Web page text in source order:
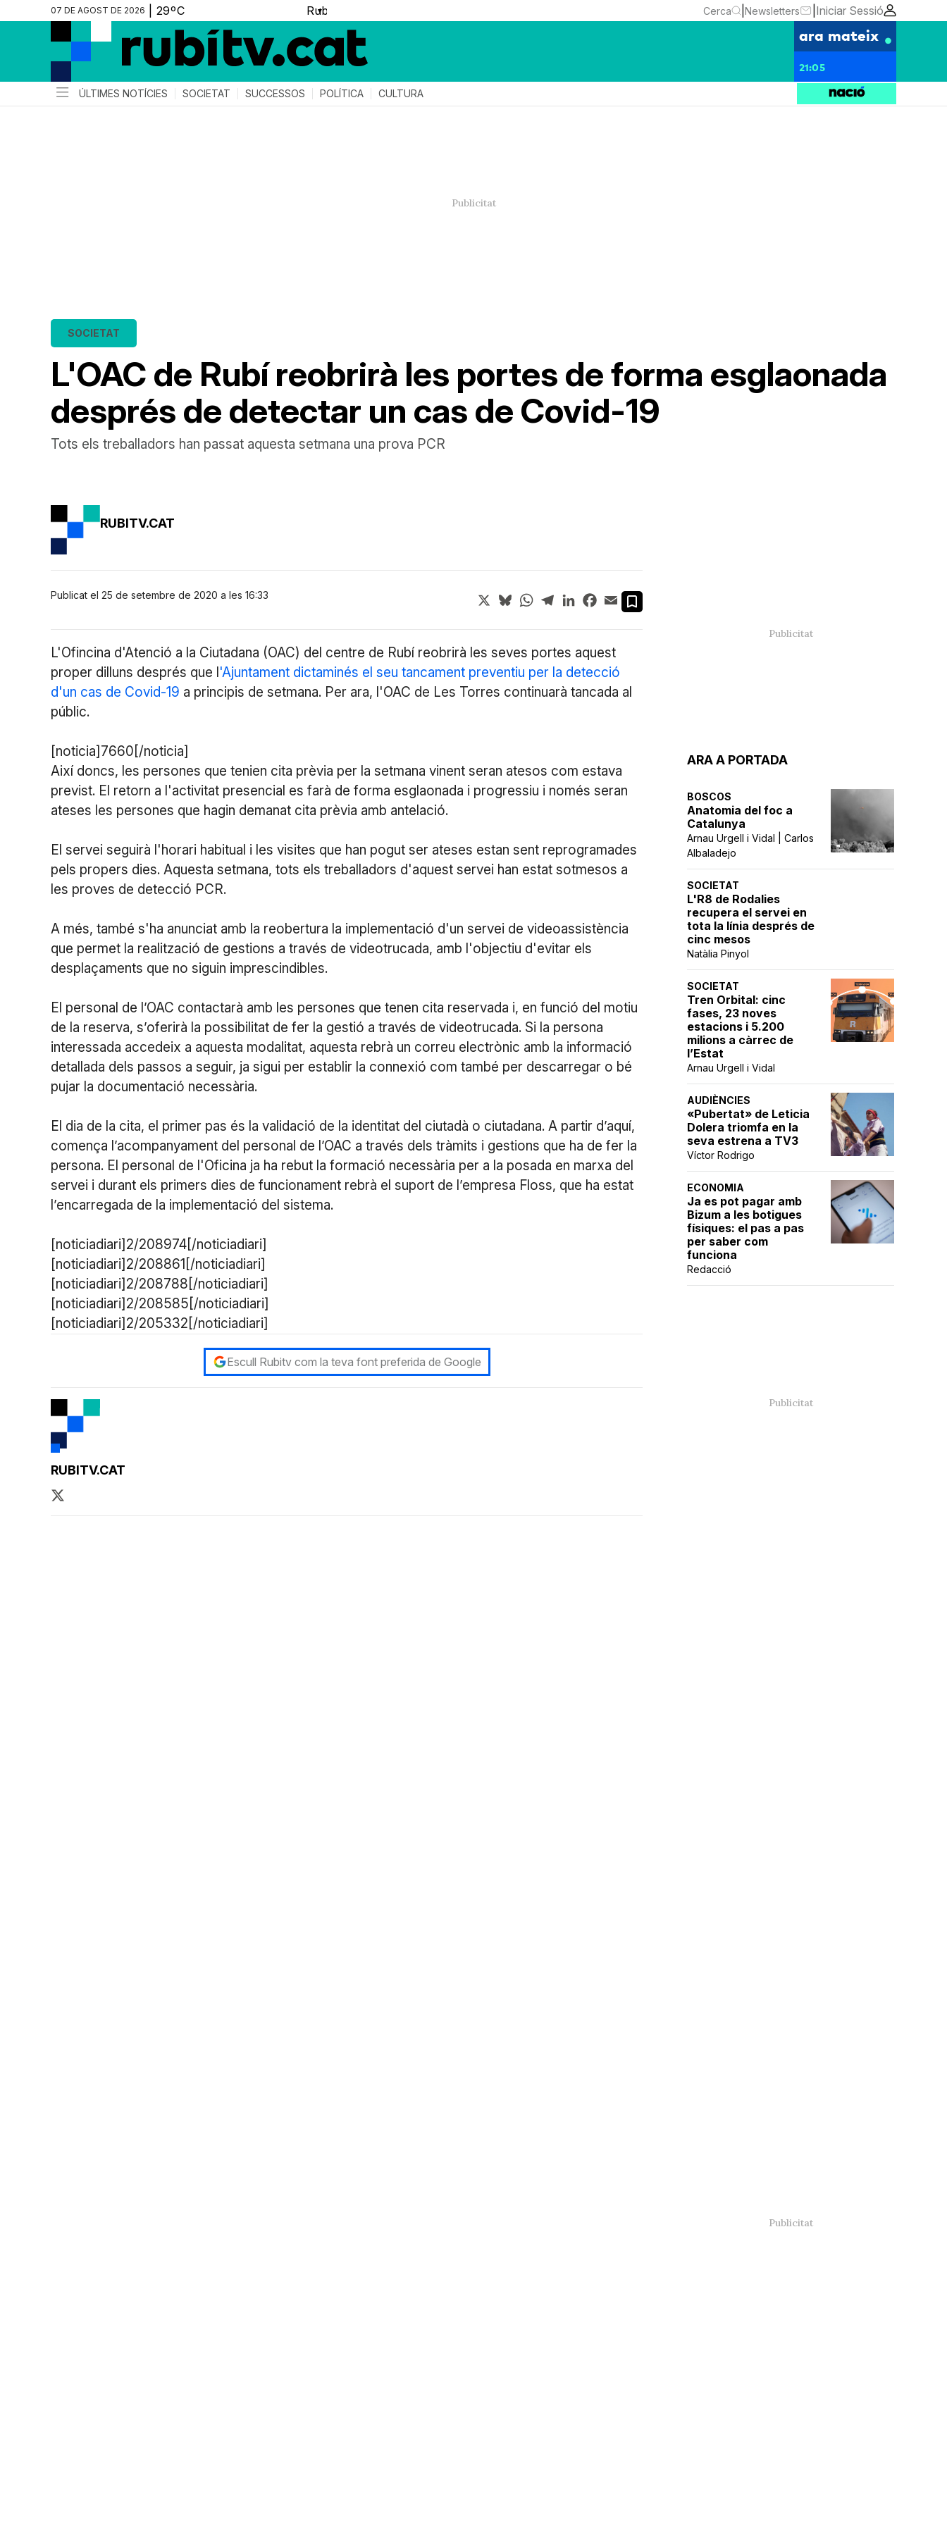
07 DE AGOST DE 2026 ▼ Cerca Newsletters Iniciar Sessió
ara mateix
21:05
ÚLTIMES NOTÍCIES SOCIETAT SUCCESSOS POLÍTICA CULTURA
L'OAC de Rubí reobrirà les portes de forma esglaonada
després de detectar un cas de Covid-19
SOCIETAT
Tots els treballadors han passat aquesta setmana una prova PCR
ARA A PORTADA
BOSCOS
Anatomia del foc a
Catalunya
Arnau Urgell i Vidal | Carlos
Albaladejo
SOCIETAT
L'R8 de Rodalies
recupera el servei en
tota la línia després de
cinc mesos
Natàlia Pinyol
SOCIETAT
Tren Orbital: cinc
fases, 23 noves
estacions i 5.200
milions a càrrec de
l’Estat
Arnau Urgell i Vidal
AUDIÈNCIES
«Pubertat» de Leticia
Dolera triomfa en la
seva estrena a TV3
Víctor Rodrigo
ECONOMIA
Ja es pot pagar amb
Bizum a les botigues
físiques: el pas a pas
per saber com
funciona
Redacció
RUBITV.CAT
Publicat el 25 de setembre de 2020 a les 16:33 X BlueskyWhatsApp
TelegramLinkedInFacebook
Email
L'Ofincina d'Atenció a la Ciutadana (OAC) del centre de Rubí reobrirà les seves portes aquest
proper dilluns després que l 'Ajuntament dictaminés el seu tancament preventiu per la detecció
d'un cas de Covid-19 a principis de setmana. Per ara, l'OAC de Les Torres continuarà tancada al
públic.
[noticia]7660[/noticia]
Així doncs, les persones que tenien cita prèvia per la setmana vinent seran atesos com estava
previst. El retorn a l'activitat presencial es farà de forma esglaonada i progressiu i només seran
ateses les persones que hagin demanat cita prèvia amb antelació.
El servei seguirà l'horari habitual i les visites que han pogut ser ateses estan sent reprogramades
pels propers dies. Aquesta setmana, tots els treballadors d'aquest servei han estat sotmesos a
les proves de detecció PCR.
A més, també s'ha anunciat amb la reobertura la implementació d'un servei de videoassistència
que permet la realització de gestions a través de videotrucada, amb l'objectiu d'evitar els
desplaçaments que no siguin imprescindibles.
El personal de l’OAC contactarà amb les persones que tenen cita reservada i, en funció del motiu
de la reserva, s’oferirà la possibilitat de fer la gestió a través de videotrucada. Si la persona
interessada accedeix a aquesta modalitat, aquesta rebrà un correu electrònic amb la informació
detallada dels passos a seguir, ja sigui per establir la connexió com també per descarregar o bé
pujar la documentació necessària.
El dia de la cita, el primer pas és la validació de la identitat del ciutadà o ciutadana. A partir d’aquí,
comença l’acompanyament del personal de l’OAC a través dels tràmits i gestions que ha de fer la
persona. El personal de l'Oficina ja ha rebut la formació necessària per a la posada en marxa del
servei i durant els primers dies de funcionament rebrà el suport de l’empresa Floss, que ha estat
l’encarregada de la implementació del sistema.
[noticiadiari]2/208974[/noticiadiari]
[noticiadiari]2/208861[/noticiadiari]
[noticiadiari]2/208788[/noticiadiari]
[noticiadiari]2/208585[/noticiadiari]
[noticiadiari]2/205332[/noticiadiari]
Escull Rubitv com la teva font preferida de Google
RUBITV.CAT